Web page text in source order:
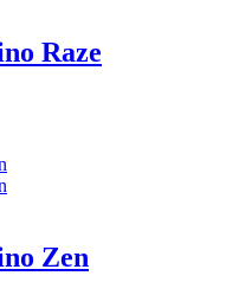
Raze
Zen